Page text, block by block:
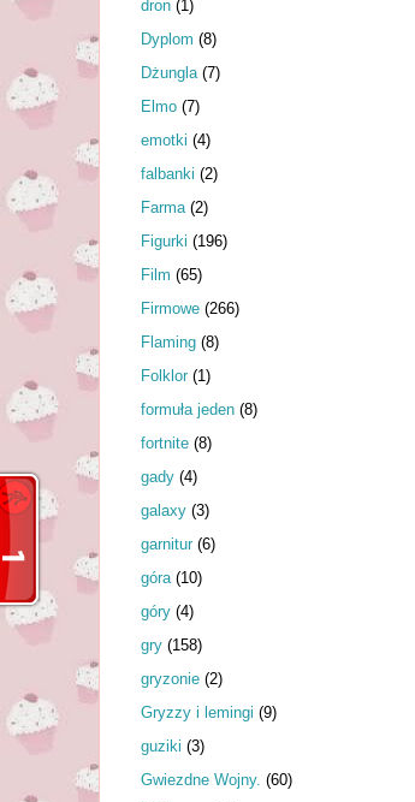
dron (1)
Dyplom (8)
Dżungla (7)
Elmo (7)
emotki (4)
falbanki (2)
Farma (2)
Figurki (196)
Film (65)
Firmowe (266)
Flaming (8)
Folklor (1)
formuła jeden (8)
fortnite (8)
gady (4)
galaxy (3)
garnitur (6)
góra (10)
góry (4)
gry (158)
gryzonie (2)
Gryzzy i lemingi (9)
guziki (3)
Gwiezdne Wojny. (60)